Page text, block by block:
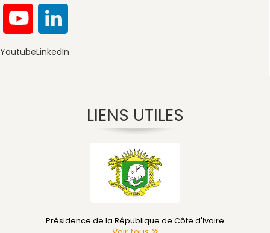
YoutubeLinkedIn
LIENS UTILES
Primature de Côte d'Ivoire